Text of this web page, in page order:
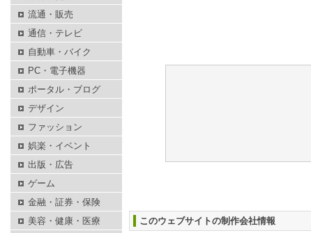
このウェブサイトの制作会社情報
流通・販売
通信・テレビ
自動車・バイク
PC・電子機器
ポータル・ブログ
デザイン
ファッション
娯楽・イベント
出版・広告
ゲーム
金融・証券・保険
美容・健康・医療